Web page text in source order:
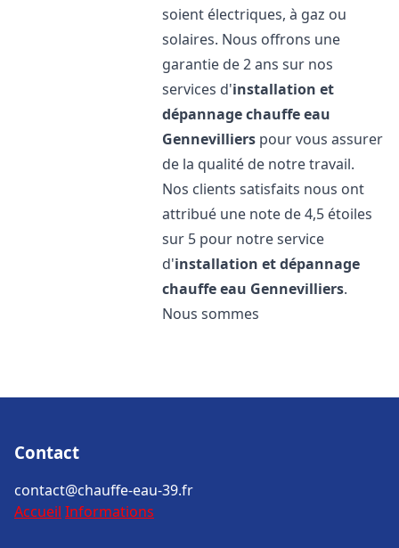
soient électriques, à gaz ou
solaires. Nous offrons une
garantie de 2 ans sur nos
services d'installation et
dépannage chauffe eau
Gennevilliers pour vous assurer
de la qualité de notre travail.
Nos clients satisfaits nous ont
attribué une note de 4,5 étoiles
sur 5 pour notre service
d'installation et dépannage
chauffe eau Gennevilliers.
Nous sommes
Contact
contact@chauffe-eau-39.fr
Accueil Informations